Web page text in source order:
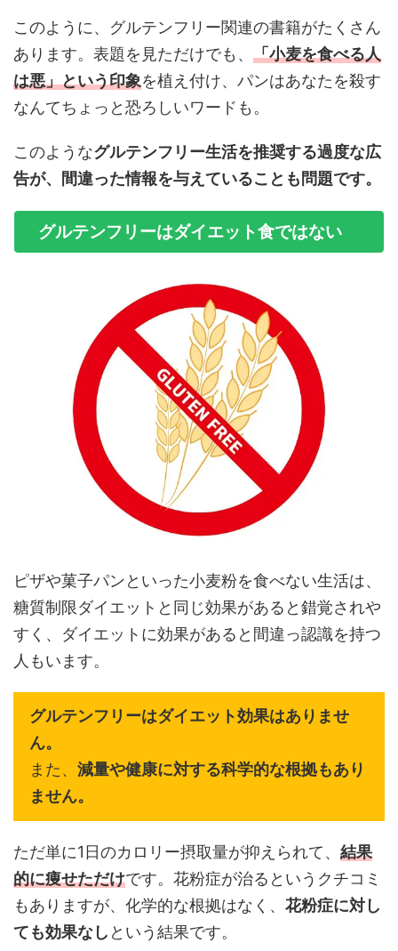
このように、グルテンフリー関連の書籍がたくさん
あります。表題を見ただけでも、 「小麦を食べる人
は悪」という印象を植え付け、パンはあなたを殺す
なんてちょっと恐ろしいワードも。
このようなグルテンフリー生活を推奨する過度な広
告が、間違った情報を与えていることも問題です。
グルテンフリーはダイエット食ではない
ピザや菓子パンといった小麦粉を食べない生活は、
糖質制限ダイエットと同じ効果があると錯覚されや
すく、ダイエットに効果があると間違っ認識を持つ
人もいます。
グルテンフリーはダイエット効果はありませ
ん。
また、 減量や健康に対する科学的な根拠もあり
ません。
ただ単に1日のカロリー摂取量が抑えられて、 結果
的に痩せただけです。花粉症が治るというクチコミ
もありますが、化学的な根拠はなく、 花粉症に対し
ても効果なし という結果です。